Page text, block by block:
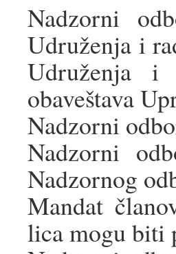
Nadzorni
Udruženja i
Udruženja i
obaveštava
Nadzorni
Nadzorni
Nadzornog
Mandat
lica mogu biti